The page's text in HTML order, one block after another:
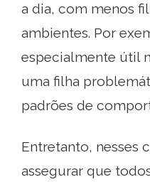
a dia, com menos
ambientes. Por
especialmente útil
uma filha
padrões de
Entretanto, nesses
assegurar que